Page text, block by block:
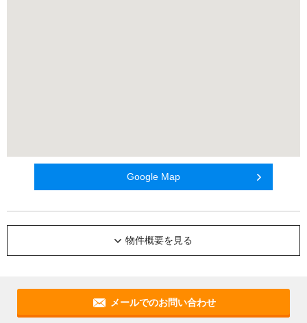
Google Map
物件概要を見る
メールでのお問い合わせ